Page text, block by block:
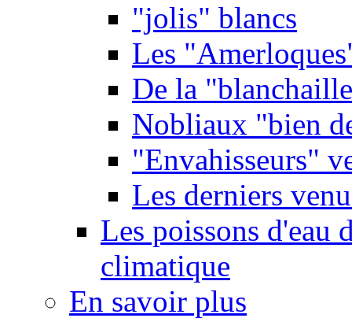
"jolis" blancs
Les
De la
Nobliaux "bien
"Envahisseurs"
Les derniers
Les poissons d'eau
climatique
En savoir plus